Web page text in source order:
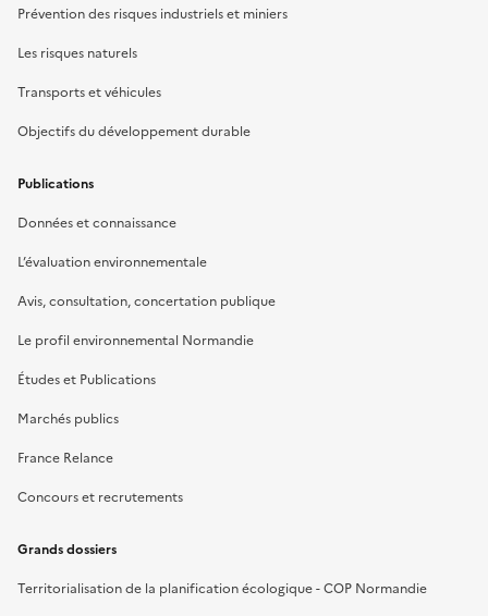
Prévention des risques industriels et miniers
Les risques naturels
Transports et véhicules
Objectifs du développement durable
Publications
Données et connaissance
L’évaluation environnementale
Avis, consultation, concertation publique
Le profil environnemental Normandie
Études et Publications
Marchés publics
France Relance
Concours et recrutements
Grands dossiers
Territorialisation de la planification écologique - COP Normandie